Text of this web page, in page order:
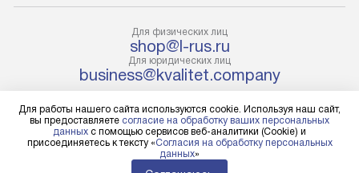
до двери квартиры или до места
установки, пожалуйста,
предварительно уточните это
с менеджером. За данную услугу
Учитывайте габариты прибора, если
они не позволяют пронести его
через дверной проем,
то сотрудники транспортной
к водопроводу,
упаковки и
креплений, при
и соединение
Техника
нишу или на
Для физических лиц
shop@l-rus.ru
Для юридических лиц
business@kvalitet.company
НАПИСАТЬ РУКОВОДСТВУ
Политика конфиденциальности
Условия продажи
Для работы нашего сайта используются cookie. Используя наш сайт,
вы предоставляете согласие на обработку ваших персональных
данных с помощью сервисов веб-аналитики (Cookie) и
присоединяетесь к тексту «Согласия на обработку персональных
данных»